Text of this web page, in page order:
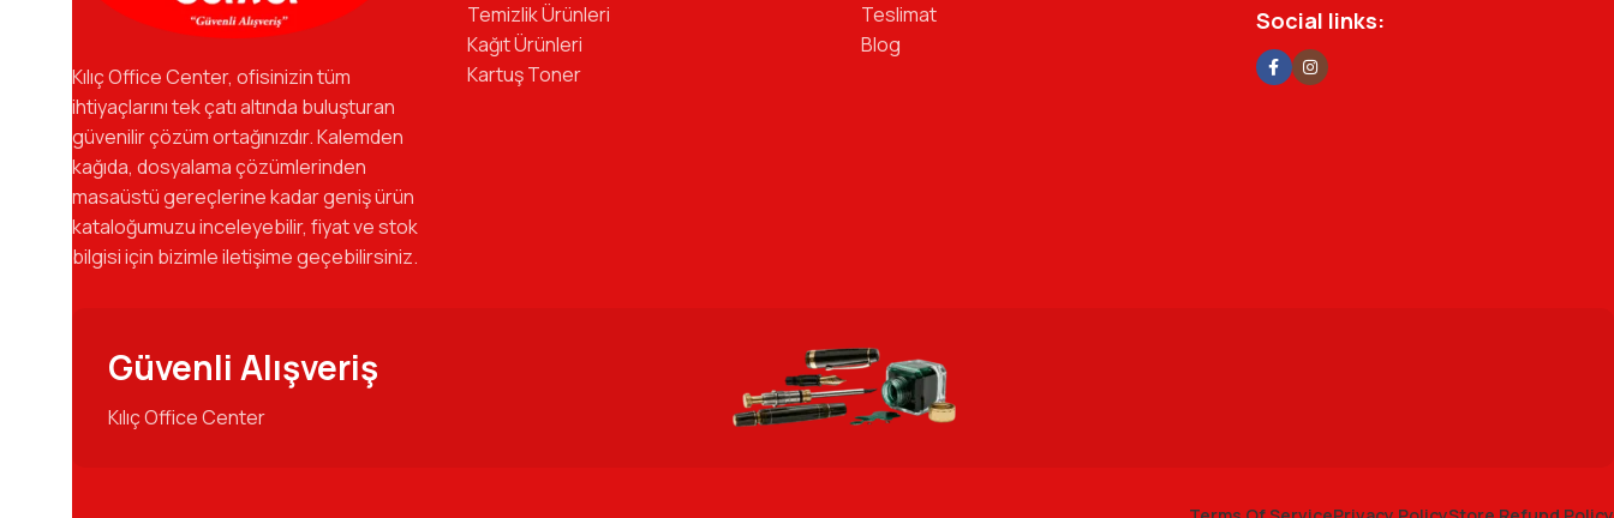
Kılıç Office Center, ofisinizin tüm
ihtiyaçlarını tek çatı altında buluşturan
güvenilir çözüm ortağınızdır. Kalemden
kağıda, dosyalama çözümlerinden
masaüstü gereçlerine kadar geniş ürün
kataloğumuzu inceleyebilir, fiyat ve stok
bilgisi için bizimle iletişime geçebilirsiniz.
Temizlik Ürünleri
Kağıt Ürünleri
Kartuş Toner
Teslimat
Blog
Social links:
Güvenli Alışveriş
Kılıç Office Center